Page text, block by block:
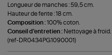
Longueur de manches : 59,5 cm.
Hauteur de fente : 18 cm.
Composition :100% coton.
Conseil d'entretien : Nettoyage à froid.
(ref-DR0434PG1090001)